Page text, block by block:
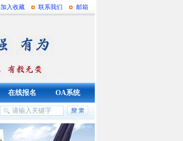
加入收藏 联系我们 邮箱
在线报名 OA系统